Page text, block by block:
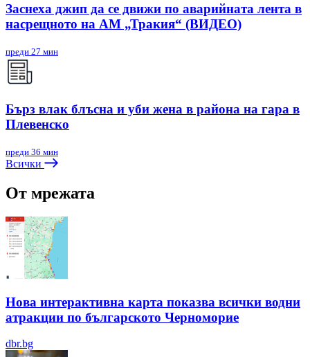
Заснеха джип да се движи по аварийната лента в
насрещното на АМ „Тракия“ (ВИДЕО)
преди 27 мин
Бърз влак блъсна и уби жена в района на гара в
Плевенско
преди 36 мин
Всички
От мрежата
Нова интерактивна карта показва всички водни
атракции по българското Черноморие
dbr.bg